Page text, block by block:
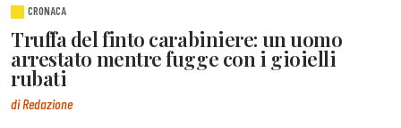
CRONACA
Truffa del finto carabiniere: un uomo
arrestato mentre fugge con i gioielli
rubati
di Redazione